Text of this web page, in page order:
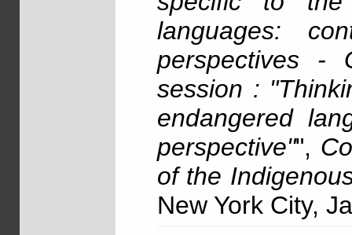
languages:
perspectives -
session :
endangered
perspective"",
of the
New York City,